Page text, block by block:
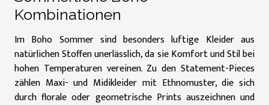
Kombinationen
Im Boho Sommer sind besonders luftige Kleider aus
natürlichen Stoffen unerlässlich, da sie Komfort und Stil bei
hohen Temperaturen vereinen. Zu den Statement-Pieces
zählen Maxi- und Midikleider mit Ethnomuster, die sich
durch florale oder geometrische Prints auszeichnen und